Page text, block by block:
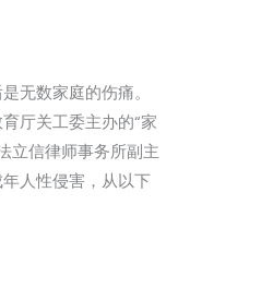
无数家庭的伤痛。
厅关工委主办的“家
立信律师事务所副主
人性侵害，从以下